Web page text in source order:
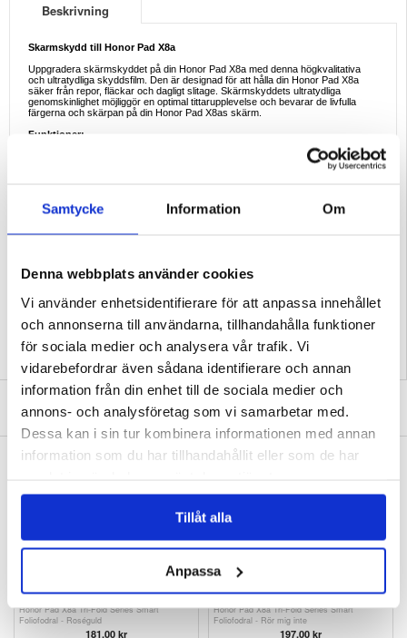
Samtycke Information Om
Denna webbplats använder cookies
Vi använder enhetsidentifierare för att anpassa innehållet
och annonserna till användarna, tillhandahålla funktioner
för sociala medier och analysera vår trafik. Vi
vidarebefordrar även sådana identifierare och annan
information från din enhet till de sociala medier och
annons- och analysföretag som vi samarbetar med.
Dessa kan i sin tur kombinera informationen med annan
information som du har tillhandahållit eller som de har
Tillåt alla
Anpassa
Beskrivning
Skarmskydd till Honor Pad X8a
Uppgradera skärmskyddet på din Honor Pad X8a med denna högkvalitativa
och ultratydliga skyddsfilm. Den är designad för att hålla din Honor Pad X8a
säker från repor, fläckar och dagligt slitage. Skärmskyddets ultratydliga
genomskinlighet möjliggör en optimal tittarupplevelse och bevarar de livfulla
färgerna och skärpan på din Honor Pad X8as skärm.
Funktioner:
Tillbehör, Honor Pad X8a Skal & Tillbehör
SKRIV EN RECENSION
ANDRA KUNDER HAR OCKSÅ KÖPT
Foliofodral- Svart
Blå
Honor Pad X8a Tri-Fold Series Smart
Foliofodral - Roséguld
181,00 kr
Honor Pad X8a Tri-Fold Series Smart
Foliofodral - Rör mig inte
197,00 kr